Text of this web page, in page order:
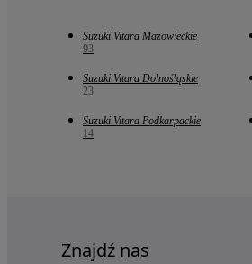
Suzuki Vitara Mazowieckie
93
Suzuki Vitara Dolnośląskie
23
Suzuki Vitara Podkarpackie
14
Znajdź nas